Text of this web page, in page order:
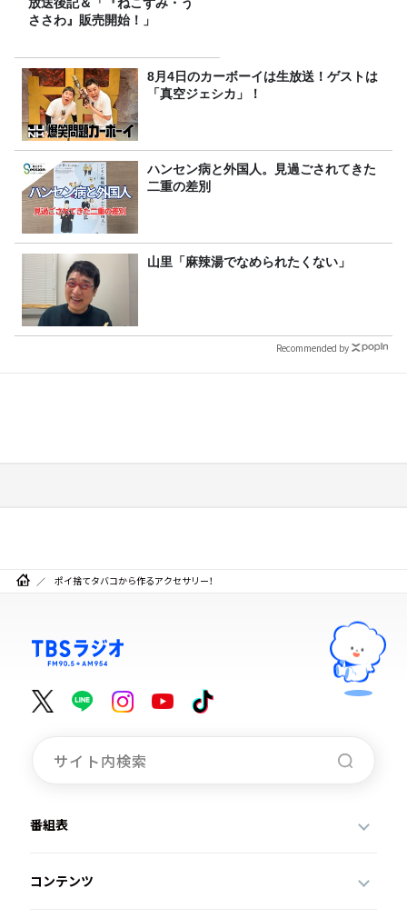
放送後記＆「『ねこずみ・う
ささわ』販売開始！」
8月4日のカーボーイは生放送！ゲストは
「真空ジェシカ」！
ハンセン病と外国人。見過ごされてきた
二重の差別
山里「麻辣湯でなめられたくない」
Recommended by
ポイ捨てタバコから作るアクセサリー！
番組表
コンテンツ